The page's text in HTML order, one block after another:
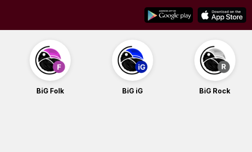
BiG Folk BiG iG BiG Rock